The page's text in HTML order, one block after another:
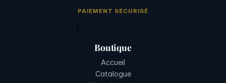
PAIEMENT SÉCURISÉ
Boutique
Accueil
Catalogue